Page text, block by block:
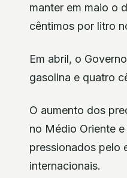
manter em maio o
cêntimos por litro
Em abril, o
gasolina e quatro
O aumento dos
no Médio Oriente
pressionados pelo
internacionais.